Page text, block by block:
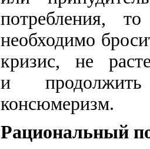
потребления,
необходимо
кризис, не
и продолжить
консюмеризм.
Рациональный